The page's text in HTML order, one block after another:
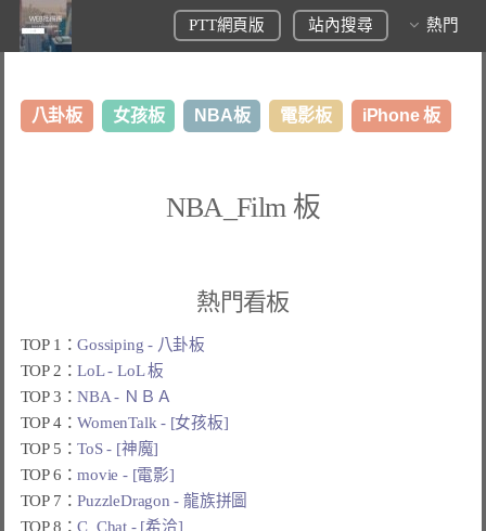
PTT網頁版 站內搜尋 熱門
八卦板 女孩板 NBA板 電影板 iPhone 板
NBA_Film 板
熱門看板
TOP 1：Gossiping - 八卦板
TOP 2：LoL - LoL 板
TOP 3：NBA - ＮＢＡ
TOP 4：WomenTalk - [女孩板]
TOP 5：ToS - [神魔]
TOP 6：movie - [電影]
TOP 7：PuzzleDragon - 龍族拼圖
TOP 8：C_Chat - [希洽]